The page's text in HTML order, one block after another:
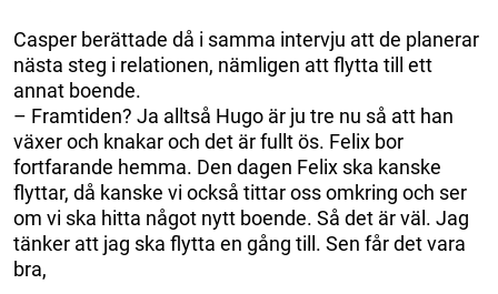
Casper berättade då i samma intervju att de planerar
nästa steg i relationen, nämligen att flytta till ett
annat boende.
– Framtiden? Ja alltså Hugo är ju tre nu så att han
växer och knakar och det är fullt ös. Felix bor
fortfarande hemma. Den dagen Felix ska kanske
flyttar, då kanske vi också tittar oss omkring och ser
om vi ska hitta något nytt boende. Så det är väl. Jag
tänker att jag ska flytta en gång till. Sen får det vara
bra,